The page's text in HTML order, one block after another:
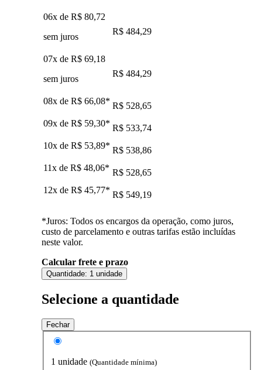
06x de R$ 80,72
sem juros
R$ 484,29
07x de R$ 69,18
sem juros
R$ 484,29
08x de R$ 66,08* R$ 528,65
09x de R$ 59,30* R$ 533,74
10x de R$ 53,89* R$ 538,86
11x de R$ 48,06* R$ 528,65
12x de R$ 45,77* R$ 549,19
*Juros: Todos os encargos da operação, como juros,
custo de parcelamento e outras tarifas estão incluídas
neste valor.
Calcular frete e prazo
Quantidade: 1 unidade
Selecione a quantidade
Fechar
1 unidade (Quantidade mínima)